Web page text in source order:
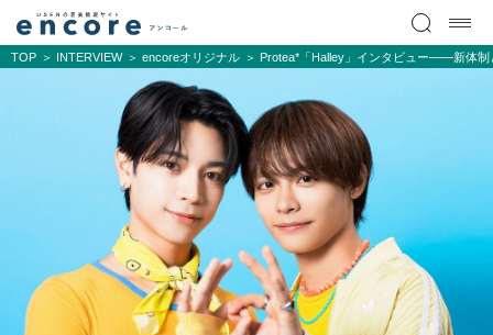
TOP INTERVIEW encoreオリジナル Protea*「Halley」インタビュー――新体制